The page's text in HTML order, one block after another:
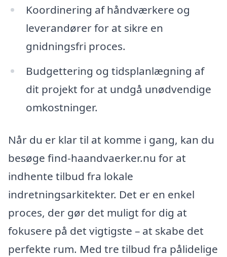
Koordinering af håndværkere og
leverandører for at sikre en
gnidningsfri proces.
Budgettering og tidsplanlægning af
dit projekt for at undgå unødvendige
omkostninger.
Når du er klar til at komme i gang, kan du
besøge find-haandvaerker.nu for at
indhente tilbud fra lokale
indretningsarkitekter. Det er en enkel
proces, der gør det muligt for dig at
fokusere på det vigtigste – at skabe det
perfekte rum. Med tre tilbud fra pålidelige